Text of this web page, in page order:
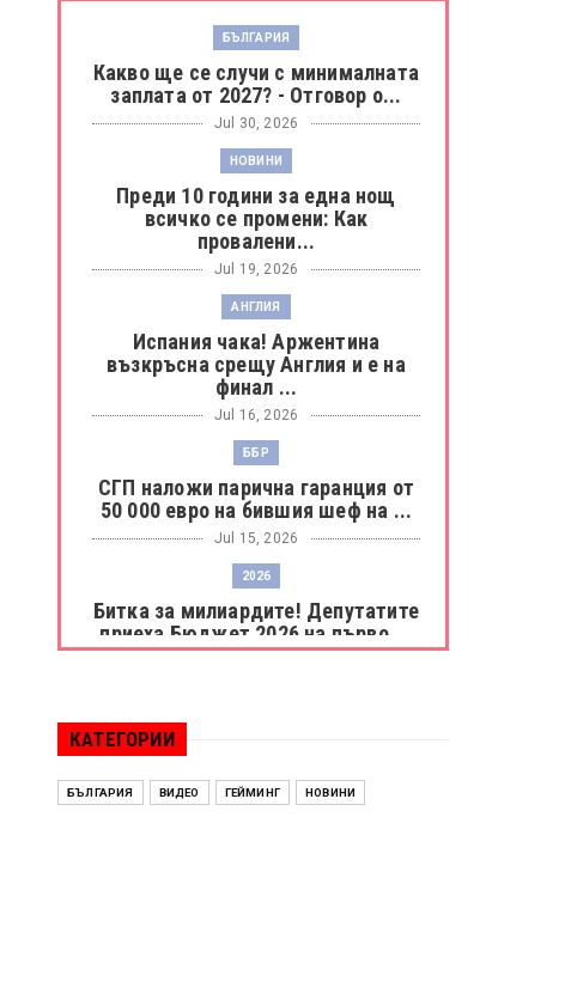
БЪЛГАРИЯ
Какво ще се случи с минималната
заплата от 2027? - Отговор о...
Jul 30, 2026
НОВИНИ
Преди 10 години за една нощ
всичко се промени: Как
провалени...
Jul 19, 2026
АНГЛИЯ
Испания чака! Аржентина
възкръсна срещу Англия и е на
финал ...
Jul 16, 2026
ББР
СГП наложи парична гаранция от
50 000 евро на бившия шеф на ...
Jul 15, 2026
2026
Битка за милиардите! Депутатите
приеха Бюджет 2026 на първо ...
Левски разби Борац с 4:0 и
продължава в Шампионската
лига
Jul 15, 2026
КАТЕГОРИИ
БЪЛГАРИЯ ВИДЕО ГЕЙМИНГ НОВИНИ